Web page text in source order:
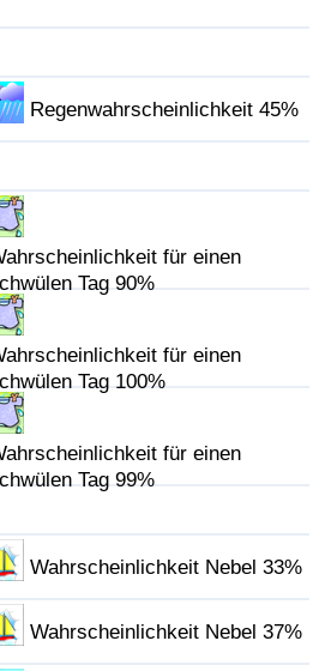
Regenwahrscheinlichkeit 45%
für einen
Tag 90%
für einen
Tag 100%
für einen
Tag 99%
Wahrscheinlichkeit Nebel 33%
Wahrscheinlichkeit Nebel 37%